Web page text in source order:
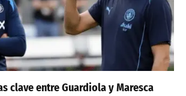
clave entre Guardiola y Maresca